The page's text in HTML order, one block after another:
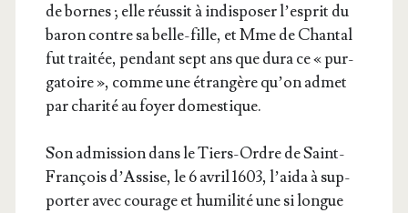
de bornes ; elle réus­sit à indis­po­ser l’es­prit du
baron contre sa belle-fille, et Mme de Chan­tal
fut trai­tée, pen­dant sept ans que dura ce « pur­
ga­toire », comme une étran­gère qu’on admet
par cha­ri­té au foyer domestique.
Son admis­sion dans le Tiers-Ordre de Saint-
Fran­çois d’As­sise, le 6 avril 1603, l’ai­da à sup­
por­ter avec cou­rage et humi­li­té une si longue